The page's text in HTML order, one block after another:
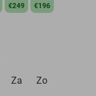
€249 €196
Za Zo